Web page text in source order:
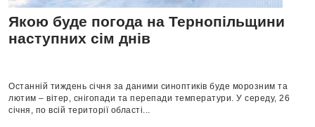
Якою буде погода на Тернопільщини
наступних сім днів
Останній тиждень січня за даними синоптиків буде морозним та
лютим – вітер, снігопади та перепади температури. У середу, 26
січня, по всій території області...